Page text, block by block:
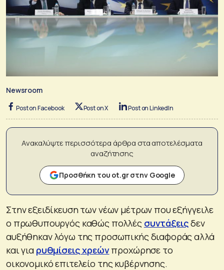
Newsroom
Post on Facebook Post on X Post on LinkedIn
Ανακαλύψτε περισσότερα άρθρα στα αποτελέσματα
αναζήτησης
Προσθήκη του ot.gr στην Google
Στην εξειδίκευση των νέων μέτρων που εξήγγειλε
ο πρωθυπουργός καθώς πολλές συντάξειςδεν
αυξήθηκαν λόγω της προσωπικής διαφοράς αλλά
και για ρυθμίσεις χρεώνπροχώρησε το
οικονομικό επιτελείο της κυβέρνησης.